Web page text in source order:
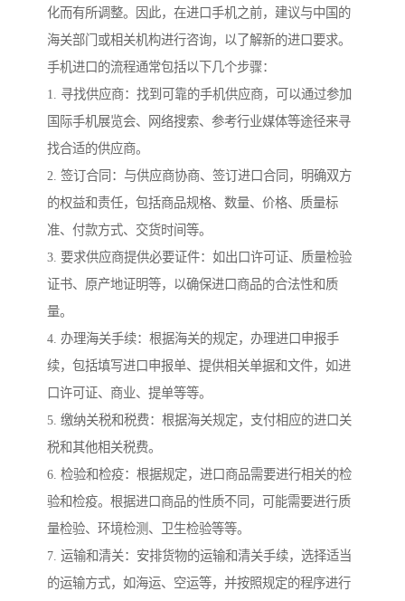
化而有所调整。因此，在进口手机之前，建议与中国的
海关部门或相关机构进行咨询，以了解新的进口要求。
手机进口的流程通常包括以下几个步骤：
1. 寻找供应商：找到可靠的手机供应商，可以通过参加
国际手机展览会、网络搜索、参考行业媒体等途径来寻
找合适的供应商。
2. 签订合同：与供应商协商、签订进口合同，明确双方
的权益和责任，包括商品规格、数量、价格、质量标
准、付款方式、交货时间等。
3. 要求供应商提供必要证件：如出口许可证、质量检验
证书、原产地证明等，以确保进口商品的合法性和质
量。
4. 办理海关手续：根据海关的规定，办理进口申报手
续，包括填写进口申报单、提供相关单据和文件，如进
口许可证、商业、提单等等。
5. 缴纳关税和税费：根据海关规定，支付相应的进口关
税和其他相关税费。
6. 检验和检疫：根据规定，进口商品需要进行相关的检
验和检疫。根据进口商品的性质不同，可能需要进行质
量检验、环境检测、卫生检验等等。
7. 运输和清关：安排货物的运输和清关手续，选择适当
的运输方式，如海运、空运等，并按照规定的程序进行